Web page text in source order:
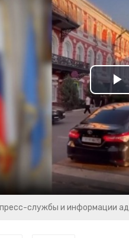
службы и информации